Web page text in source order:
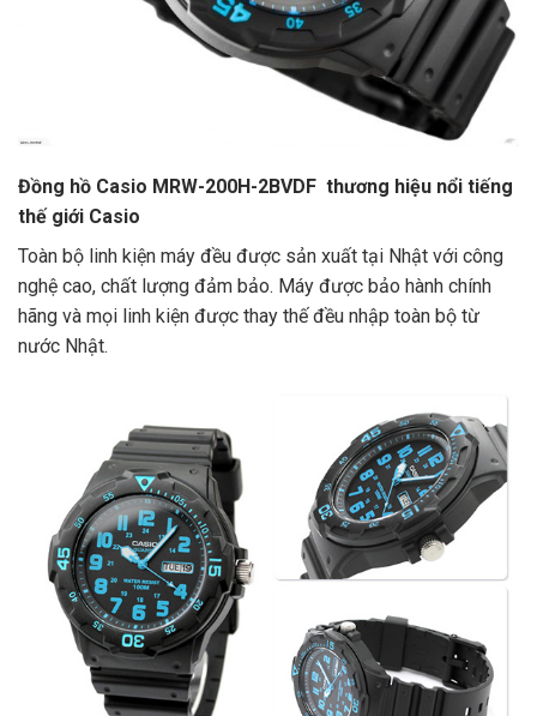
Đồng hồ Casio MRW-200H-2BVDF thương hiệu nổi tiếng
thế giới Casio
Toàn bộ linh kiện máy đều được sản xuất tại Nhật với công
nghệ cao, chất lượng đảm bảo. Máy được bảo hành chính
hãng và mọi linh kiện được thay thế đều nhập toàn bộ từ
nước Nhật.